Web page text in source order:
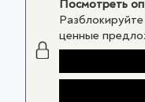
Посмотреть
ценные